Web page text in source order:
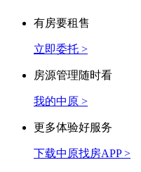
有房要租售
立即委托 >
房源管理随时看
我的中原 >
更多体验好服务
下载中原找房APP >